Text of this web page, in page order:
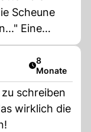
Scheune
mit
sind,
Artikel
8
Monate
schreiben
wirklich die